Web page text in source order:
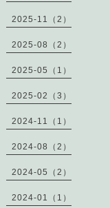
2025-11（2）
2025-08（2）
2025-05（1）
2025-02（3）
2024-11（1）
2024-08（2）
2024-05（2）
2024-01（1）